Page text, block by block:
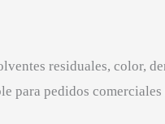
residuales, color,
para pedidos comerciales